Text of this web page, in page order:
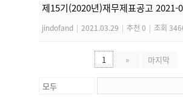
제15기(2020년)재무제표공고 2021-
jindofand | 2021.03.29 | 추천 0 | 조회
1 » 마지막